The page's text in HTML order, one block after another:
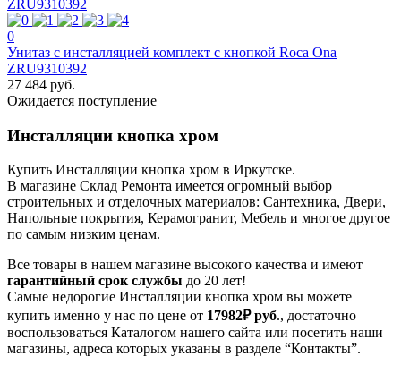
0
Унитаз с инсталляцией комплект с кнопкой Roca Ona
ZRU9310392
27 484 руб.
Ожидается поступление
Инсталляции кнопка хром
Купить Инсталляции кнопка хром в Иркутске.
В магазине Склад Ремонта имеется огромный выбор
строительных и отделочных материалов: Сантехника, Двери,
Напольные покрытия, Керамогранит, Мебель и многое другое
по самым низким ценам.
Все товары в нашем магазине высокого качества и имеют
гарантийный срок службы до 20 лет!
Самые недорогие Инсталляции кнопка хром вы можете
купить именно у нас по цене от 17982₽ руб., достаточно
воспользоваться Каталогом нашего сайта или посетить наши
магазины, адреса которых указаны в разделе “Контакты”.